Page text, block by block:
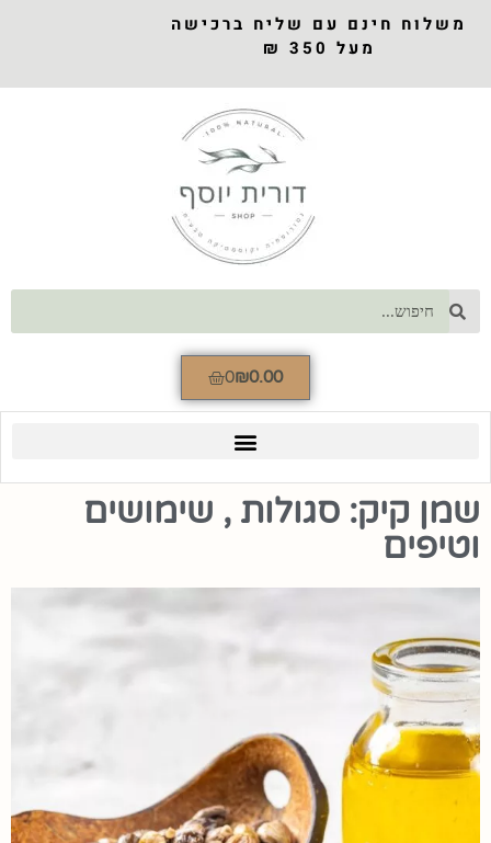
משלוח חינם עם שליח ברכישה
מעל 350 ₪
₪0.00
0
שמן קיק: סגולות , שימושים
וטיפים